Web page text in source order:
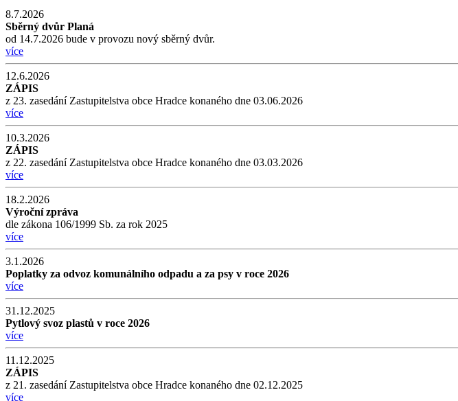
8.7.2026
Sběrný dvůr Planá
od 14.7.2026 bude v provozu nový sběrný dvůr.
více
12.6.2026
ZÁPIS
z 23. zasedání Zastupitelstva obce Hradce konaného dne 03.06.2026
více
10.3.2026
ZÁPIS
z 22. zasedání Zastupitelstva obce Hradce konaného dne 03.03.2026
více
18.2.2026
Výroční zpráva
dle zákona 106/1999 Sb. za rok 2025
více
3.1.2026
Poplatky za odvoz komunálního odpadu a za psy v roce 2026
více
31.12.2025
Pytlový svoz plastů v roce 2026
více
11.12.2025
ZÁPIS
z 21. zasedání Zastupitelstva obce Hradce konaného dne 02.12.2025
více